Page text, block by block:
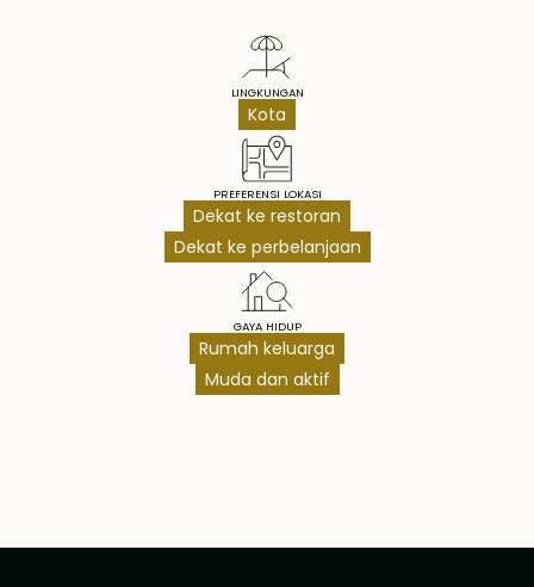
LINGKUNGAN
Kota
PREFERENSI LOKASI
Dekat ke restoran
Dekat ke perbelanjaan
GAYA HIDUP
Rumah keluarga
Muda dan aktif